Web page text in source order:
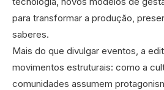
para transformar a produção,
saberes.
Mais do que divulgar eventos, a
movimentos estruturais: como a
comunidades assumem